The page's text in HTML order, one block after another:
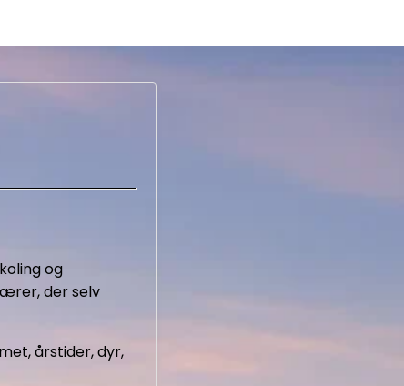
og
der selv
årstider, dyr,